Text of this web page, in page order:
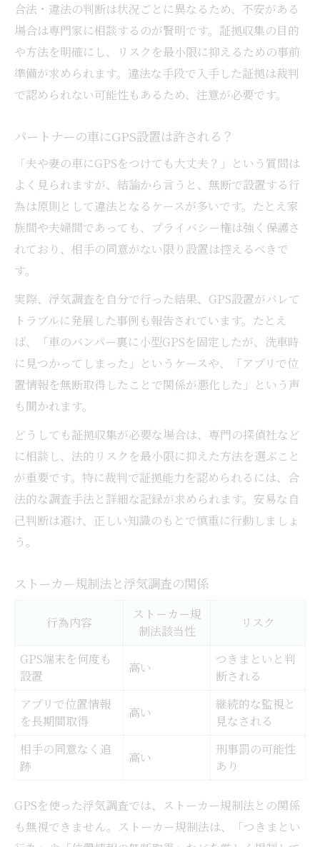
合法・違法の判断は状況ごとに異なるため、不安がある
場合は専門家に相談するのが賢明です。証拠収集の目的
や方法を明確にし、リスクを最小限に抑えるための事前
準備が求められます。違法な手段で入手した証拠は裁判
で認められない可能性もあるため、注意が必要です。
パートナーの車にGPS設置は許される？
「夫や妻の車にGPSをつけても大丈夫？」という質問は
よく見られますが、結論から言うと、無断で設置する行
為は原則として違法となるケースが多いです。たとえ家
族間や夫婦間であっても、プライバシー権は強く保護さ
れており、相手の同意がない限り設置は控えるべきで
す。
実際、浮気調査を自分で行った結果、GPS設置がバレて
トラブルに発展した事例も報告されています。たとえ
ば、「車のバンパー裏に小型GPSを固定したが、洗車時
に見つかってしまった」というケースや、「アプリで位
置情報を無断取得したことで関係が悪化した」という声
も聞かれます。
どうしても証拠収集が必要な場合は、専門の探偵社など
に相談し、法的リスクを最小限に抑えた方法を選ぶこと
が重要です。特に裁判で証拠能力を認められるには、合
法的な調査手法と詳細な記録が求められます。安易な自
己判断は避け、正しい知識のもとで慎重に行動しましょ
う。
ストーカー規制法と浮気調査の関係
行為内容
ストーカー規
制法該当性
リスク
GPS端末を何度も
設置
高い
つきまといと判
断される
アプリで位置情報
を長期間取得
高い
継続的な監視と
見なされる
相手の同意なく追
跡
高い
刑事罰の可能性
あり
GPSを使った浮気調査では、ストーカー規制法との関係
も無視できません。ストーカー規制法は、「つきまとい